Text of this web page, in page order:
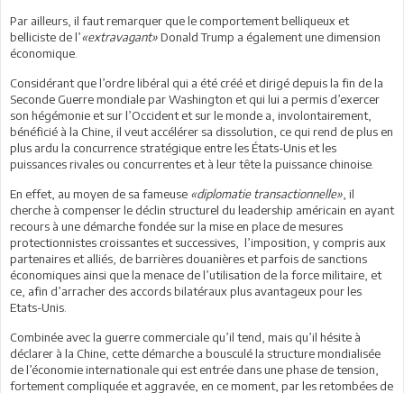
Par ailleurs, il faut remarquer que le comportement belliqueux et
belliciste de l’«extravagant»Donald Trump a également une dimension
économique.
Considérant que l’ordre libéral qui a été créé et dirigé depuis la fin de la
Seconde Guerre mondiale par Washington et qui lui a permis d’exercer
son hégémonie et sur l’Occident et sur le monde a, involontairement,
bénéficié à la Chine, il veut accélérer sa dissolution, ce qui rend de plus en
plus ardu la concurrence stratégique entre les États-Unis et les
puissances rivales ou concurrentes et à leur tête la puissance chinoise.
En effet, au moyen de sa fameuse «diplomatie transactionnelle» , il
cherche à compenser le déclin structurel du leadership américain en ayant
recours à une démarche fondée sur la mise en place de mesures
protectionnistes croissantes et successives, l’imposition, y compris aux
partenaires et alliés, de barrières douanières et parfois de sanctions
économiques ainsi que la menace de l’utilisation de la force militaire, et
ce, afin d’arracher des accords bilatéraux plus avantageux pour les
Etats-Unis.
Combinée avec la guerre commerciale qu’il tend, mais qu’il hésite à
déclarer à la Chine, cette démarche a bousculé la structure mondialisée
de l’économie internationale qui est entrée dans une phase de tension,
fortement compliquée et aggravée, en ce moment, par les retombées de